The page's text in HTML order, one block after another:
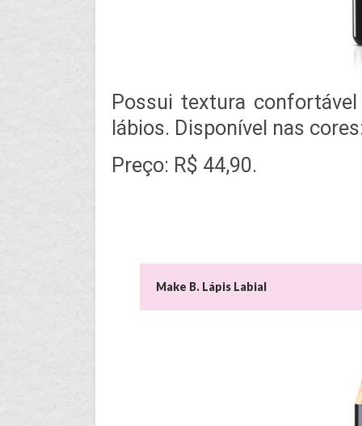
Possui textura
lábios. Disponível nas
Preço: R$ 44,90.
Make B. Lápis Labial